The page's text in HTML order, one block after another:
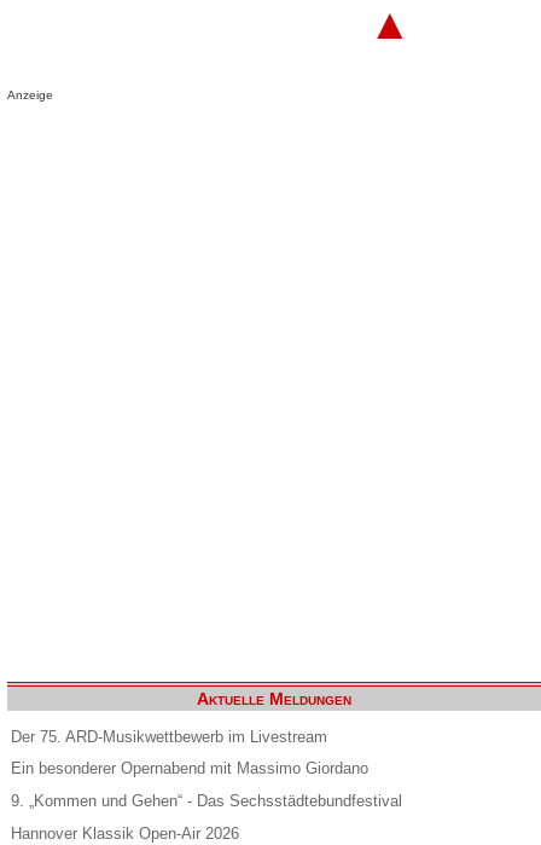
▲
Anzeige
Aktuelle Meldungen
Der 75. ARD-Musikwettbewerb im Livestream
Ein besonderer Opernabend mit Massimo Giordano
9. „Kommen und Gehen“ - Das Sechsstädtebundfestival
Hannover Klassik Open-Air 2026